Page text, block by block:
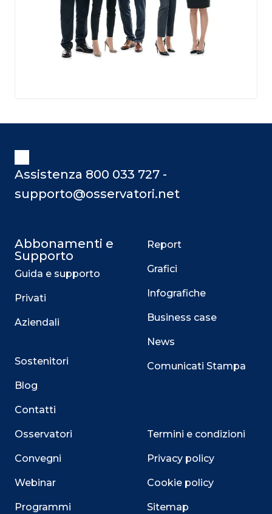
Assistenza 800 033 727 -
supporto@osservatori.net
Abbonamenti e
Supporto
Guida e supporto
Privati
Aziendali
Sostenitori
Blog
Contatti
Osservatori
Convegni
Webinar
Programmi
Report
Grafici
Infografiche
Business case
News
Comunicati Stampa
Termini e condizioni
Privacy policy
Cookie policy
Sitemap